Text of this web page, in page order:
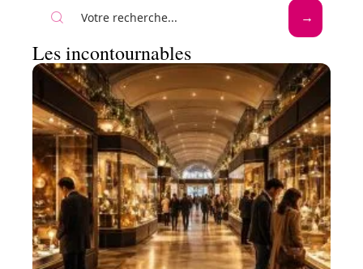
Les incontournables